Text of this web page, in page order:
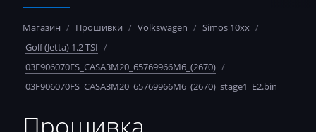
Магазин / Прошивки / Volkswagen / Simos 10xx /
Golf (Jetta) 1.2 TSI /
03F906070FS_CASA3M20_65769966M6_(2670) /
03F906070FS_CASA3M20_65769966M6_(2670)_stage1_E2.bin